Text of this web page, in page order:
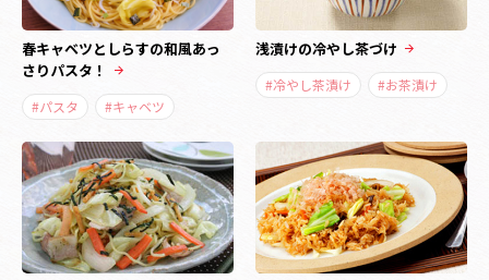
春キャベツとしらすの和風あっ
さりパスタ！
#パスタ #キャベツ
浅漬けの冷やし茶づけ
#冷やし茶漬け #お茶漬け